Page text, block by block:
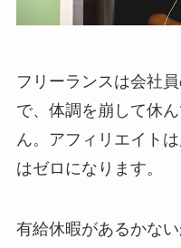
フリーランスは会社
で、体調を崩して休
ん。アフィリエイト
はゼロになります。
有給休暇があるかな